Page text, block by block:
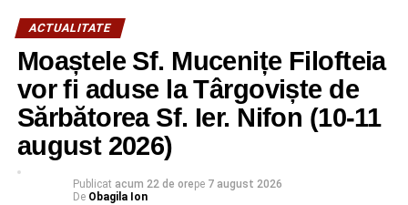
RELATIONATE: ACTUALITATE BASKETBALL
PLOIEŞTI
PRAHOVA
SALA OLIMPIA
URMATOAREA
Pestă porcină într-o fermă cu 20.000 de porci din
ACTUALITATE
Moaștele Sf. Mucenițe Filofteia
vor fi aduse la Târgoviște de
Sărbătorea Sf. Ier. Nifon (10-11
august 2026)
Publicat acum 22 de orepe 7 august 2026
De Obagila Ion